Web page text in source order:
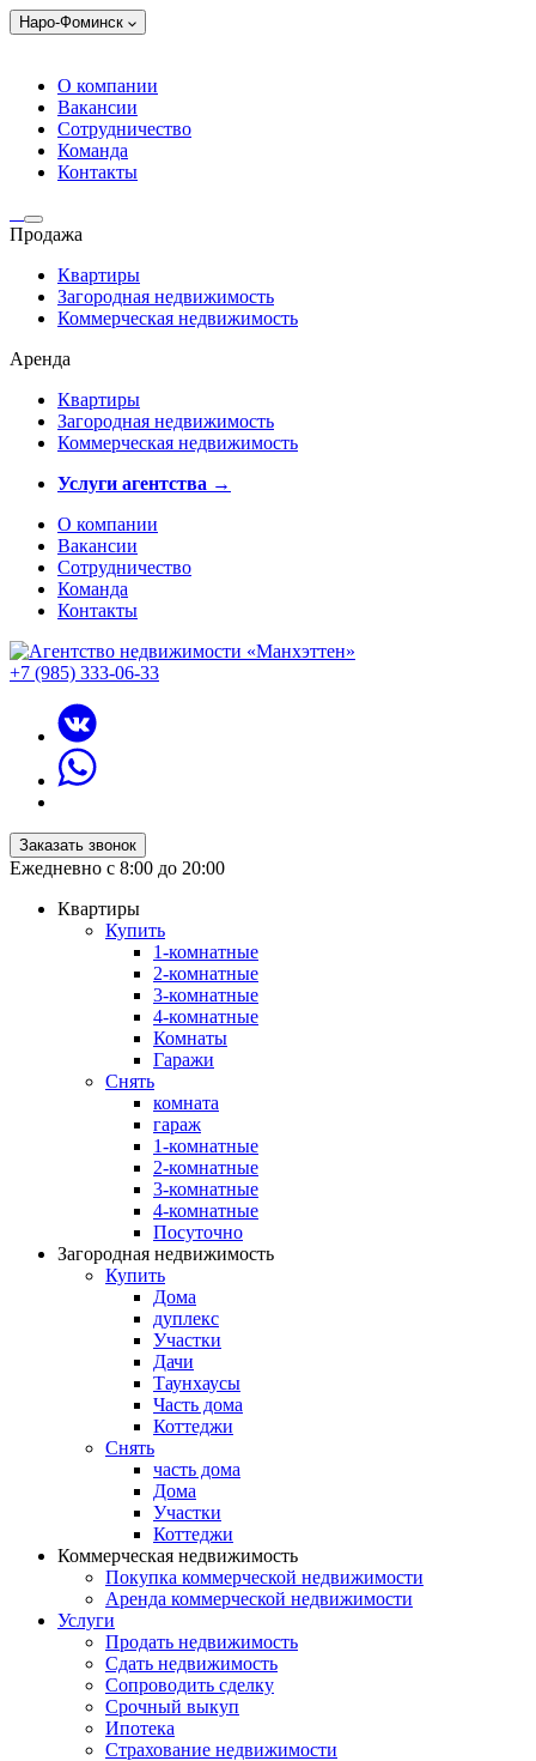
Наро-Фоминск
О компании
Вакансии
Сотрудничество
Команда
Контакты
Продажа
Квартиры
Загородная недвижимость
Коммерческая недвижимость
Аренда
Квартиры
Загородная недвижимость
Коммерческая недвижимость
Услуги агентства →
О компании
Вакансии
Сотрудничество
Команда
Контакты
+7 (985) 333-06-33
Заказать звонок
Ежедневно с 8:00 до 20:00
Квартиры
Купить
1-комнатные
2-комнатные
3-комнатные
4-комнатные
Комнаты
Гаражи
Снять
комната
гараж
1-комнатные
2-комнатные
3-комнатные
4-комнатные
Посуточно
Загородная недвижимость
Купить
Дома
дуплекс
Участки
Дачи
Таунхаусы
Часть дома
Коттеджи
Снять
часть дома
Дома
Участки
Коттеджи
Коммерческая недвижимость
Покупка коммерческой недвижимости
Аренда коммерческой недвижимости
Услуги
Продать недвижимость
Сдать недвижимость
Сопроводить сделку
Срочный выкуп
Ипотека
Страхование недвижимости